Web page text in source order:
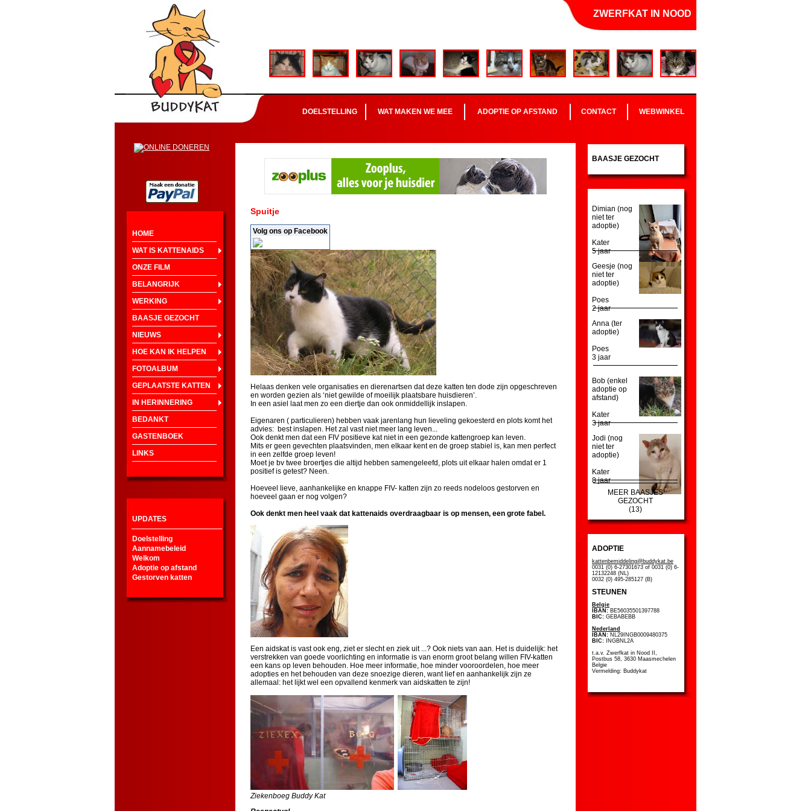
ZWERFKAT IN NOOD
DOELSTELLING WAT MAKEN WE MEE ADOPTIE OP AFSTAND CONTACT WEBWINKEL
HOME
WAT IS KATTENAIDS
ONZE FILM
BELANGRIJK
WERKING
BAASJE GEZOCHT
NIEUWS
HOE KAN IK HELPEN
FOTOALBUM
GEPLAATSTE KATTEN
IN HERINNERING
BEDANKT
GASTENBOEK
LINKS
UPDATES
Doelstelling
Aannamebeleid
Welkom
Adoptie op afstand
Gestorven katten
Spuitje
Volg ons op Facebook
Helaas denken vele organisaties en dierenartsen dat deze katten ten dode zijn opgeschreven
en worden gezien als ‘niet gewilde of moeilijk plaatsbare huisdieren’.
In een asiel laat men zo een diertje dan ook onmiddellijk inslapen.
Eigenaren ( particulieren) hebben vaak jarenlang hun lieveling gekoesterd en plots komt het
advies: best inslapen. Het zal vast niet meer lang leven...
Ook denkt men dat een FIV positieve kat niet in een gezonde kattengroep kan leven.
Mits er geen gevechten plaatsvinden, men elkaar kent en de groep stabiel is, kan men perfect
in een zelfde groep leven!
Moet je bv twee broertjes die altijd hebben samengeleefd, plots uit elkaar halen omdat er 1
positief is getest? Neen.
Hoeveel lieve, aanhankelijke en knappe FIV- katten zijn zo reeds nodeloos gestorven en
hoeveel gaan er nog volgen?
Ook denkt men heel vaak dat kattenaids overdraagbaar is op mensen, een grote fabel.
Een aidskat is vast ook eng, ziet er slecht en ziek uit ...? Ook niets van aan. Het is duidelijk: het
verstrekken van goede voorlichting en informatie is van enorm groot belang willen FIV-katten
een kans op leven behouden. Hoe meer informatie, hoe minder vooroordelen, hoe meer
adopties en het behouden van deze snoezige dieren, want lief en aanhankelijk zijn ze
allemaal: het lijkt wel een opvallend kenmerk van aidskatten te zijn!
Ziekenboeg Buddy Kat
BAASJE GEZOCHT
Dimian (nog
niet ter
adoptie)
Kater
5 jaar
Geesje (nog
niet ter
adoptie)
Poes
2 jaar
Anna (ter
adoptie)
Poes
3 jaar
Bob (enkel
adoptie op
afstand)
Kater
3 jaar
Jodi (nog
niet ter
adoptie)
Kater
8 jaar
MEER BAASJES
GEZOCHT
(13)
ADOPTIE
kattenbemiddeling@buddykat.be
0031 (0) 6-27301673 of 0031 (0) 6-
12132248 (NL)
0032 (0) 495-285127 (B)
STEUNEN
Belgie
IBAN: BE56035501397788
BIC: GEBABEBB
Nederland
IBAN: NL29INGB0009480375
BIC:
INGBNL2A
t.a.v. Zwerfkat in Nood II,
Postbus 58, 3630 Maasmechelen
Belgie
Vermelding: Buddykat